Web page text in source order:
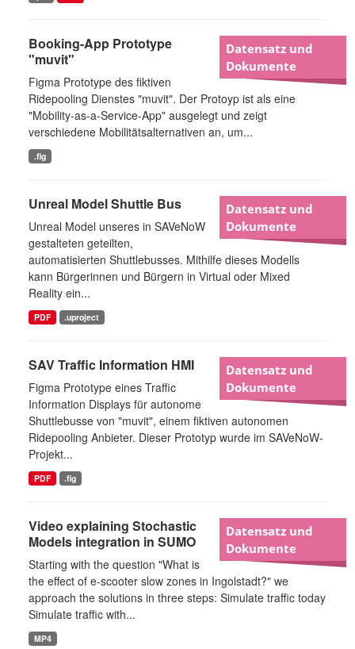
Datensatz und
Dokumente
Booking-App Prototype
"muvit"
Figma Prototype des fiktiven
Ridepooling Dienstes "muvit". Der Protoyp ist als eine
"Mobility-as-a-Service-App" ausgelegt und zeigt
verschiedene Mobilitätsalternativen an, um...
.fig
Datensatz und
Dokumente
Unreal Model Shuttle Bus
Unreal Model unseres in SAVeNoW
gestalteten geteilten,
automatisierten Shuttlebusses. Mithilfe dieses Modells
kann Bürgerinnen und Bürgern in Virtual oder Mixed
Reality ein...
PDF .uproject
Datensatz und
Dokumente
SAV Traffic Information HMI
Figma Prototype eines Traffic
Information Displays für autonome
Shuttlebusse von "muvit", einem fiktiven autonomen
Ridepooling Anbieter. Dieser Prototyp wurde im SAVeNoW-
Projekt...
PDF .fig
Datensatz und
Dokumente
Video explaining Stochastic
Models integration in SUMO
Starting with the question "What is
the effect of e-scooter slow zones in Ingolstadt?" we
approach the solutions in three steps: Simulate traffic today
Simulate traffic with...
MP4